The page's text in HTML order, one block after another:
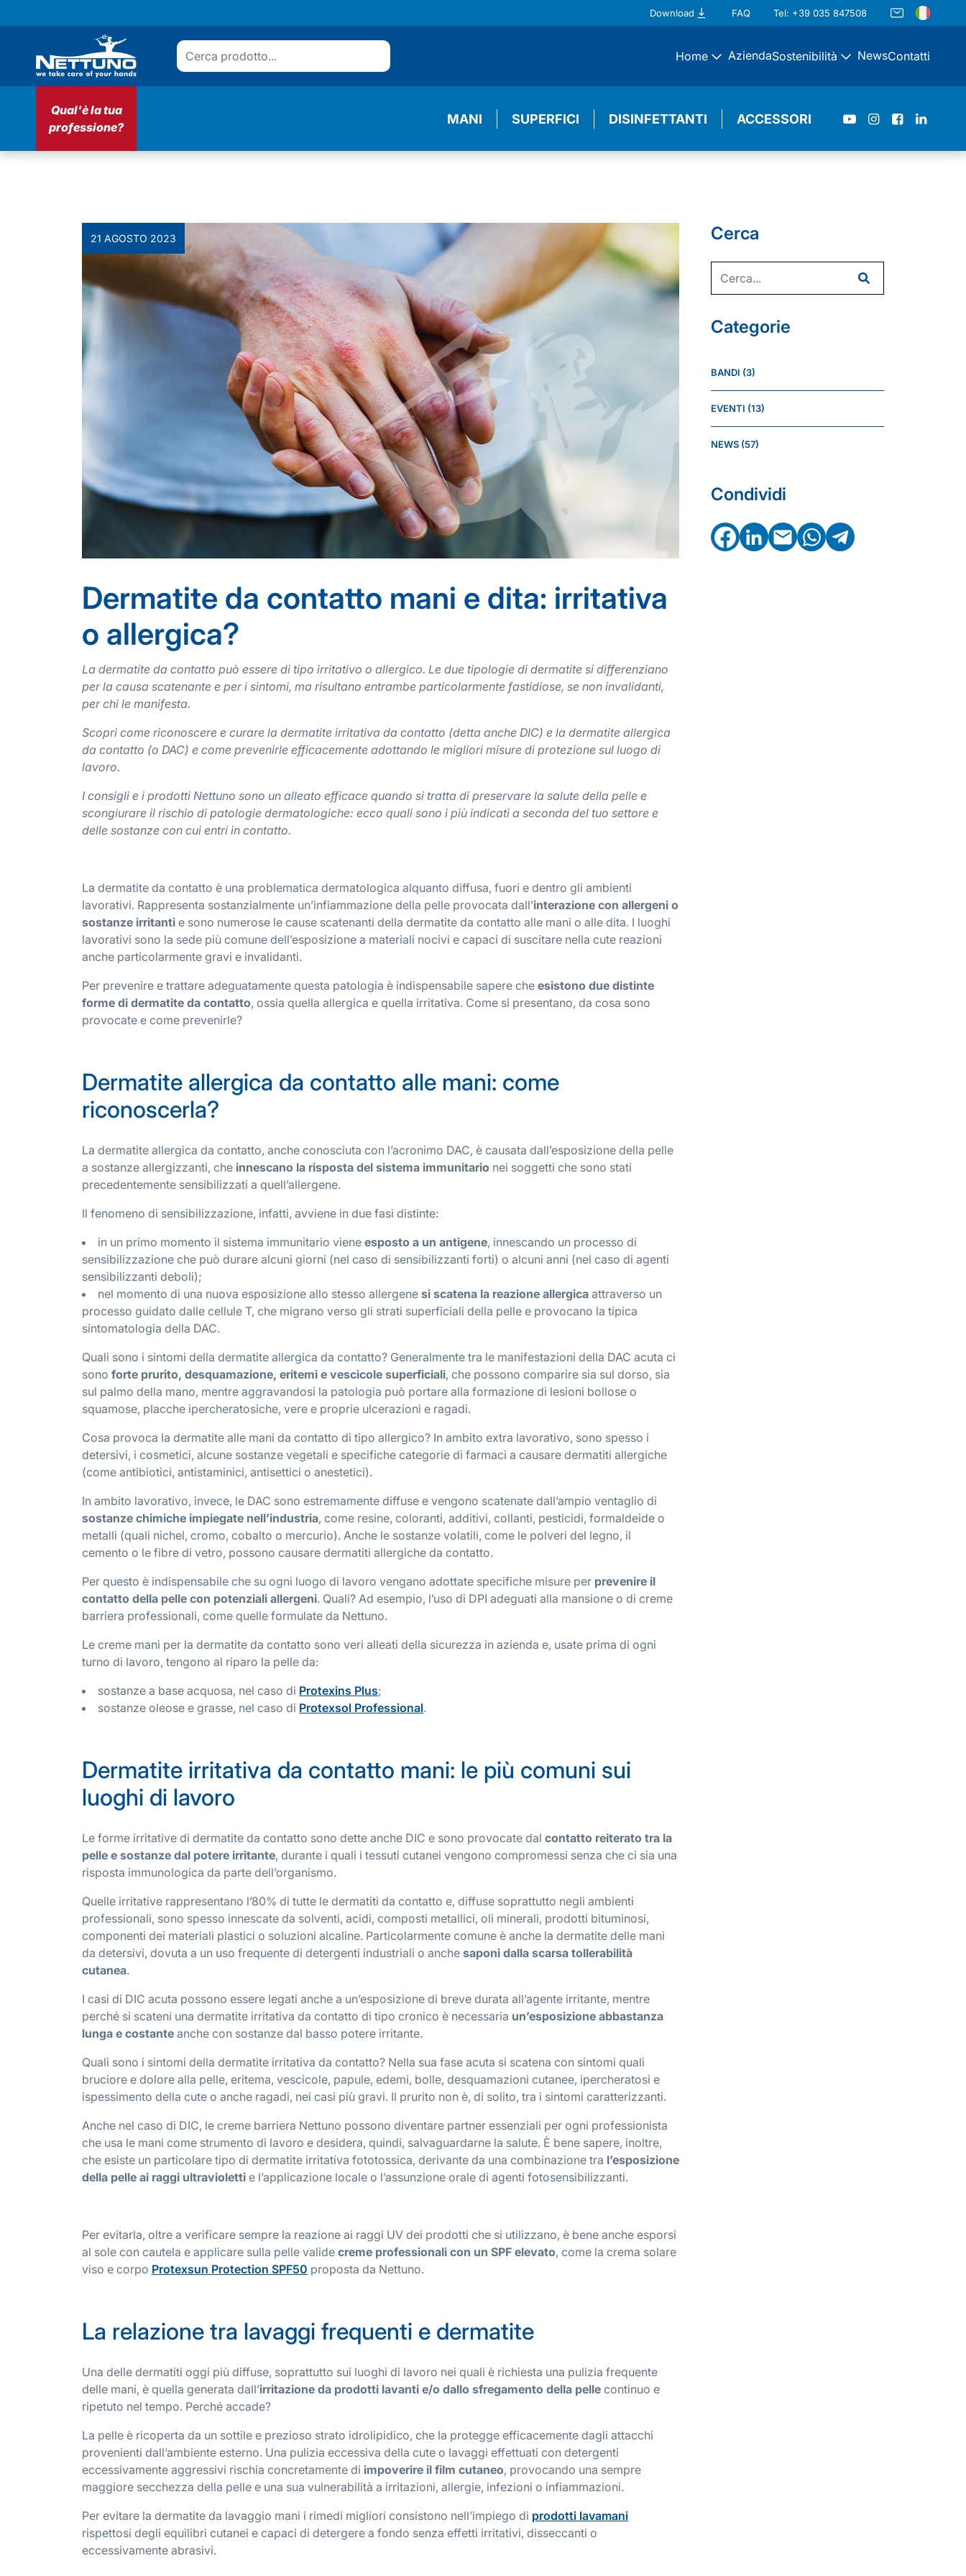
Download FAQ Tel: +39 035 847508
Home AziendaSostenibilità NewsContatti
Qual'è la tua
professione?
MANI SUPERFICI DISINFETTANTI ACCESSORI
Cerca
Categorie
BANDI (3)
EVENTI (13)
NEWS (57)
Condividi
Facebook
LinkedIn
EmailWhatsApp
Telegram
21 AGOSTO 2023
Dermatite da contatto mani e dita: irritativa
o allergica?
La dermatite da contatto può essere di tipo irritativo o allergico. Le due tipologie di dermatite si differenziano
per la causa scatenante e per i sintomi, ma risultano entrambe particolarmente fastidiose, se non invalidanti,
per chi le manifesta.
Scopri come riconoscere e curare la dermatite irritativa da contatto (detta anche DIC) e la dermatite allergica
da contatto (o DAC) e come prevenirle efficacemente adottando le migliori misure di protezione sul luogo di
lavoro.
I consigli e i prodotti Nettuno sono un alleato efficace quando si tratta di preservare la salute della pelle e
scongiurare il rischio di patologie dermatologiche: ecco quali sono i più indicati a seconda del tuo settore e
delle sostanze con cui entri in contatto.
La dermatite da contatto è una problematica dermatologica alquanto diffusa, fuori e dentro gli ambienti
lavorativi. Rappresenta sostanzialmente un’infiammazione della pelle provocata dall’interazione con allergeni o
sostanze irritanti e sono numerose le cause scatenanti della dermatite da contatto alle mani o alle dita. I luoghi
lavorativi sono la sede più comune dell’esposizione a materiali nocivi e capaci di suscitare nella cute reazioni
anche particolarmente gravi e invalidanti.
Per prevenire e trattare adeguatamente questa patologia è indispensabile sapere che esistono due distinte
forme di dermatite da contatto, ossia quella allergica e quella irritativa. Come si presentano, da cosa sono
provocate e come prevenirle?
Dermatite allergica da contatto alle mani: come
riconoscerla?
La dermatite allergica da contatto, anche conosciuta con l’acronimo DAC, è causata dall’esposizione della pelle
a sostanze allergizzanti, che innescano la risposta del sistema immunitario nei soggetti che sono stati
precedentemente sensibilizzati a quell’allergene.
Il fenomeno di sensibilizzazione, infatti, avviene in due fasi distinte:
in un primo momento il sistema immunitario viene esposto a un antigene, innescando un processo di
sensibilizzazione che può durare alcuni giorni (nel caso di sensibilizzanti forti) o alcuni anni (nel caso di agenti
sensibilizzanti deboli);
nel momento di una nuova esposizione allo stesso allergene si scatena la reazione allergica attraverso un
processo guidato dalle cellule T, che migrano verso gli strati superficiali della pelle e provocano la tipica
sintomatologia della DAC.
Quali sono i sintomi della dermatite allergica da contatto? Generalmente tra le manifestazioni della DAC acuta ci
sono forte prurito, desquamazione, eritemi e vescicole superficiali, che possono comparire sia sul dorso, sia
sul palmo della mano, mentre aggravandosi la patologia può portare alla formazione di lesioni bollose o
squamose, placche ipercheratosiche, vere e proprie ulcerazioni e ragadi.
Cosa provoca la dermatite alle mani da contatto di tipo allergico? In ambito extra lavorativo, sono spesso i
detersivi, i cosmetici, alcune sostanze vegetali e specifiche categorie di farmaci a causare dermatiti allergiche
(come antibiotici, antistaminici, antisettici o anestetici).
In ambito lavorativo, invece, le DAC sono estremamente diffuse e vengono scatenate dall’ampio ventaglio di
sostanze chimiche impiegate nell’industria, come resine, coloranti, additivi, collanti, pesticidi, formaldeide o
metalli (quali nichel, cromo, cobalto o mercurio). Anche le sostanze volatili, come le polveri del legno, il
cemento o le fibre di vetro, possono causare dermatiti allergiche da contatto.
Per questo è indispensabile che su ogni luogo di lavoro vengano adottate specifiche misure per prevenire il
contatto della pelle con potenziali allergeni. Quali? Ad esempio, l’uso di DPI adeguati alla mansione o di creme
barriera professionali, come quelle formulate da Nettuno.
Le creme mani per la dermatite da contatto sono veri alleati della sicurezza in azienda e, usate prima di ogni
turno di lavoro, tengono al riparo la pelle da:
sostanze a base acquosa, nel caso di Protexins Plus;
sostanze oleose e grasse, nel caso di Protexsol Professional.
Dermatite irritativa da contatto mani: le più comuni sui
luoghi di lavoro
Le forme irritative di dermatite da contatto sono dette anche DIC e sono provocate dal contatto reiterato tra la
pelle e sostanze dal potere irritante, durante i quali i tessuti cutanei vengono compromessi senza che ci sia una
risposta immunologica da parte dell’organismo.
Quelle irritative rappresentano l’80% di tutte le dermatiti da contatto e, diffuse soprattutto negli ambienti
professionali, sono spesso innescate da solventi, acidi, composti metallici, oli minerali, prodotti bituminosi,
componenti dei materiali plastici o soluzioni alcaline. Particolarmente comune è anche la dermatite delle mani
da detersivi, dovuta a un uso frequente di detergenti industriali o anche saponi dalla scarsa tollerabilità
cutanea.
I casi di DIC acuta possono essere legati anche a un’esposizione di breve durata all’agente irritante, mentre
perché si scateni una dermatite irritativa da contatto di tipo cronico è necessaria un’esposizione abbastanza
lunga e costante anche con sostanze dal basso potere irritante.
Quali sono i sintomi della dermatite irritativa da contatto? Nella sua fase acuta si scatena con sintomi quali
bruciore e dolore alla pelle, eritema, vescicole, papule, edemi, bolle, desquamazioni cutanee, ipercheratosi e
ispessimento della cute o anche ragadi, nei casi più gravi. Il prurito non è, di solito, tra i sintomi caratterizzanti.
Anche nel caso di DIC, le creme barriera Nettuno possono diventare partner essenziali per ogni professionista
che usa le mani come strumento di lavoro e desidera, quindi, salvaguardarne la salute. È bene sapere, inoltre,
che esiste un particolare tipo di dermatite irritativa fototossica, derivante da una combinazione tra l’esposizione
della pelle ai raggi ultravioletti e l’applicazione locale o l’assunzione orale di agenti fotosensibilizzanti.
Per evitarla, oltre a verificare sempre la reazione ai raggi UV dei prodotti che si utilizzano, è bene anche esporsi
al sole con cautela e applicare sulla pelle valide creme professionali con un SPF elevato, come la crema solare
viso e corpo Protexsun Protection SPF50 proposta da Nettuno.
La relazione tra lavaggi frequenti e dermatite
Una delle dermatiti oggi più diffuse, soprattutto sui luoghi di lavoro nei quali è richiesta una pulizia frequente
delle mani, è quella generata dall’irritazione da prodotti lavanti e/o dallo sfregamento della pelle continuo e
ripetuto nel tempo. Perché accade?
La pelle è ricoperta da un sottile e prezioso strato idrolipidico, che la protegge efficacemente dagli attacchi
provenienti dall’ambiente esterno. Una pulizia eccessiva della cute o lavaggi effettuati con detergenti
eccessivamente aggressivi rischia concretamente di impoverire il film cutaneo, provocando una sempre
maggiore secchezza della pelle e una sua vulnerabilità a irritazioni, allergie, infezioni o infiammazioni.
Per evitare la dermatite da lavaggio mani i rimedi migliori consistono nell’impiego di prodotti lavamani
rispettosi degli equilibri cutanei e capaci di detergere a fondo senza effetti irritativi, disseccanti o
eccessivamente abrasivi.